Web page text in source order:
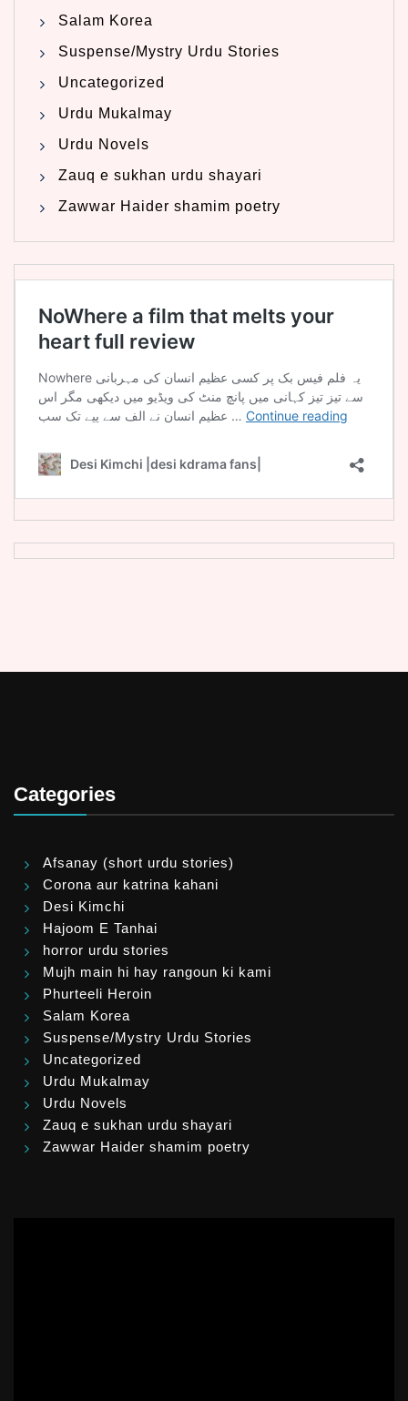
Salam Korea
Suspense/Mystry Urdu Stories
Uncategorized
Urdu Mukalmay
Urdu Novels
Zauq e sukhan urdu shayari
Zawwar Haider shamim poetry
Categories
Afsanay (short urdu stories)
Corona aur katrina kahani
Desi Kimchi
Hajoom E Tanhai
horror urdu stories
Mujh main hi hay rangoun ki kami
Phurteeli Heroin
Salam Korea
Suspense/Mystry Urdu Stories
Uncategorized
Urdu Mukalmay
Urdu Novels
Zauq e sukhan urdu shayari
Zawwar Haider shamim poetry